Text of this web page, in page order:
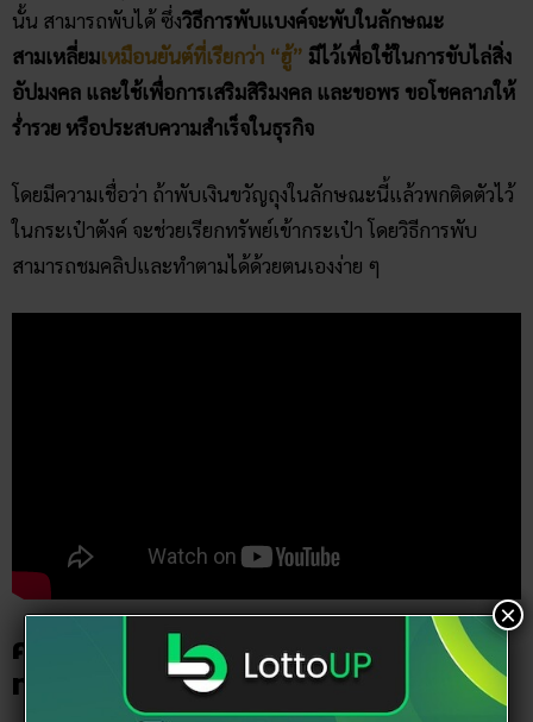
นั้น สามารถพับได้ ซึ่งวิธีการพับแบงค์จะพับในลักษณะ
สามเหลี่ยมเหมือนยันต์ที่เรียกว่า “ฮู้” มีไว้เพื่อใช้ในการขับไล่สิ่ง
อัปมงคล และใช้เพื่อการเสริมสิริมงคล และขอพร ขอโชคลาภให้
ร่ำรวย หรือประสบความสำเร็จในธุรกิจ
โดยมีความเชื่อว่า ถ้าพับเงินขวัญถุงในลักษณะนี้แล้วพกติดตัวไว้
ในกระเป๋าตังค์ จะช่วยเรียกทรัพย์เข้ากระเป๋า โดยวิธีการพับ
สามารถชมคลิปและทำตามได้ด้วยตนเองง่าย ๆ
คาถาเงินขวัญถุง วิธีเรียกเงิน ช่วยเรียก
ทรัพย์
×